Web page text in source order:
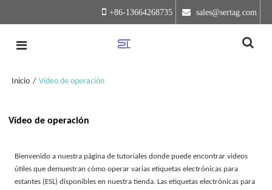
+86-13664268735 sales@sertag.com
Inicio / Vídeo de operación
Vídeo de operación
Bienvenido a nuestra página de tutoriales donde puede encontrar videos
útiles que demuestran cómo operar varias etiquetas electrónicas para
estantes (ESL) disponibles en nuestra tienda. Las etiquetas electrónicas para